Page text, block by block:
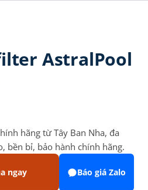
AstralPool
hãng từ Tây Ban Nha, đa
bền bỉ, bảo hành chính hãng.
ngay Báo giá Zalo